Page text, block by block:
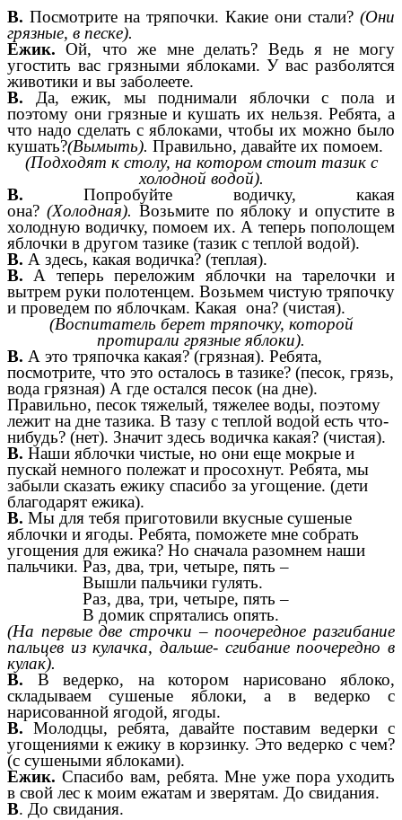
В. Посмотрите на тряпочки. Какие они стали? (Они
грязные, в песке).
Ежик.Ой, что же мне делать? Ведь я не могу
угостить вас грязными яблоками. У вас разболятся
животики и вы заболеете.
В. Да, ежик, мы поднимали яблочки с пола и
поэтому они грязные и кушать их нельзя. Ребята, а
что надо сделать с яблоками, чтобы их можно было
кушать?(Вымыть). Правильно, давайте их помоем.
(Подходят к столу, на котором стоит тазик с
холодной водой).
В. Попробуйте водичку, какая
она? (Холодная). Возьмите по яблоку и опустите в
холодную водичку, помоем их. А теперь пополощем
яблочки в другом тазике (тазик с теплой водой).
В. А здесь, какая водичка? (теплая).
В. А теперь переложим яблочки на тарелочки и
вытрем руки полотенцем. Возьмем чистую тряпочку
и проведем по яблочкам. Какая она? (чистая).
(Воспитатель берет тряпочку, которой
протирали грязные яблоки).
В. А это тряпочка какая? (грязная). Ребята,
посмотрите, что это осталось в тазике? (песок, грязь,
вода грязная) А где остался песок (на дне).
Правильно, песок тяжелый, тяжелее воды, поэтому
лежит на дне тазика. В тазу с теплой водой есть что-
нибудь? (нет). Значит здесь водичка какая? (чистая).
В. Наши яблочки чистые, но они еще мокрые и
пускай немного полежат и просохнут. Ребята, мы
забыли сказать ежику спасибо за угощение. (дети
благодарят ежика).
В. Мы для тебя приготовили вкусные сушеные
яблочки и ягоды. Ребята, поможете мне собрать
угощения для ежика? Но сначала разомнем наши
пальчики. Раз, два, три, четыре, пять –
Вышли пальчики гулять.
Раз, два, три, четыре, пять –
В домик спрятались опять.
(На первые две строчки – поочередное разгибание
пальцев из кулачка, дальше- сгибание поочередно в
кулак).
В. В ведерко, на котором нарисовано яблоко,
складываем сушеные яблоки, а в ведерко с
нарисованной ягодой, ягоды.
В. Молодцы, ребята, давайте поставим ведерки с
угощениями к ежику в корзинку. Это ведерко с чем?
(с сушеными яблоками).
Ежик. Спасибо вам, ребята. Мне уже пора уходить
в свой лес к моим ежатам и зверятам. До свидания.
В. До свидания.